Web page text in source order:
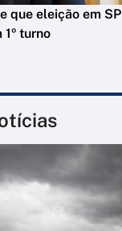
que eleição em SP
turno